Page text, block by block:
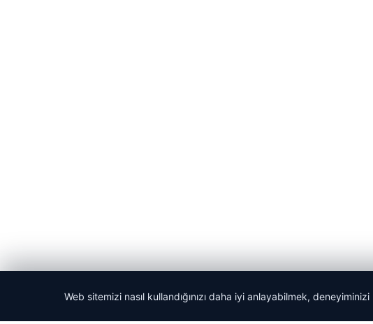
© 2026 Dikey Haber
Web sitemizi nasıl kullandığınızı daha iyi anlayabilmek,